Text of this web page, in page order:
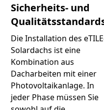
Sicherheits- und
Die Installation des
Solardachs ist eine
Kombination aus
Dacharbeiten mit einer
Photovoltaikanlage. In
jeder Phase müssen Sie